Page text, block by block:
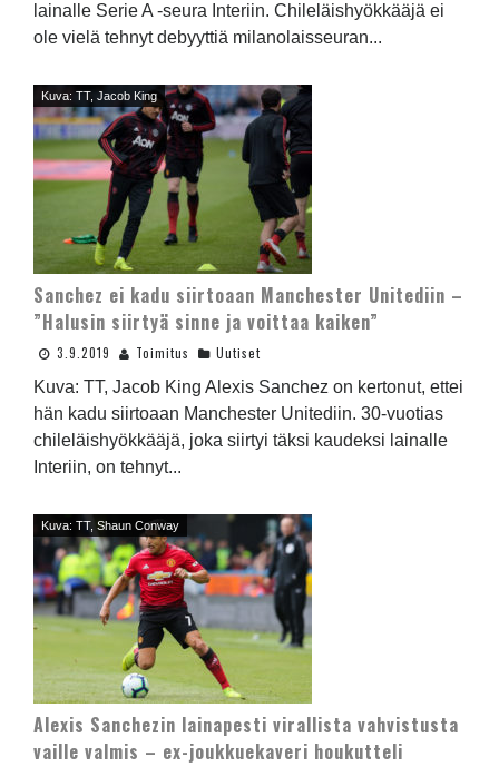
lainalle Serie A -seura Interiin. Chileläishyökkääjä ei
ole vielä tehnyt debyyttiä milanolaisseuran...
Kuva: TT, Jacob King
Sanchez ei kadu siirtoaan Manchester Unitediin –
”Halusin siirtyä sinne ja voittaa kaiken”
3.9.2019 Toimitus Uutiset
Kuva: TT, Jacob King Alexis Sanchez on kertonut, ettei
hän kadu siirtoaan Manchester Unitediin. 30-vuotias
chileläishyökkääjä, joka siirtyi täksi kaudeksi lainalle
Interiin, on tehnyt...
Kuva: TT, Shaun Conway
Alexis Sanchezin lainapesti virallista vahvistusta
vaille valmis – ex-joukkuekaveri houkutteli